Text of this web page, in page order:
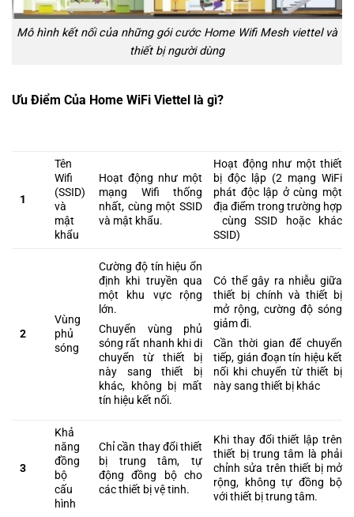
Mô hình kết nối của những gói cước Home Wifi Mesh viettel và
thiết bị người dùng
Ưu Điểm Của Home WiFi Viettel là gì?
1
Tên
Wifi
(SSID)
và
mật
khẩu
Hoạt động như một
mạng Wifi thống
nhất, cùng một SSID
và mật khẩu.
Hoạt động như một thiết
bị độc lập (2 mạng WiFi
phát độc lập ở cùng một
địa điểm trong trường hợp
cùng SSID hoặc khác
SSID)
2
Vùng
phủ
sóng
Cường độ tín hiệu ổn
định khi truyền qua
một khu vực rộng
lớn.
Chuyển vùng phủ
sóng rất nhanh khi di
chuyển từ thiết bị
này sang thiết bị
khác, không bị mất
tín hiệu kết nối.
Có thể gây ra nhiễu giữa
thiết bị chính và thiết bị
mở rộng, cường độ sóng
giảm đi.
Cần thời gian để chuyển
tiếp, gián đoạn tín hiệu kết
nối khi chuyển từ thiết bị
này sang thiết bị khác
3
Khả
năng
đồng
bộ
cấu
hình
Chỉ cần thay đổi thiết
bị trung tâm, tự
động đồng bộ cho
các thiết bị vệ tinh.
Khi thay đổi thiết lập trên
thiết bị trung tâm là phải
chỉnh sửa trên thiết bị mở
rộng, không tự đồng bộ
với thiết bị trung tâm.